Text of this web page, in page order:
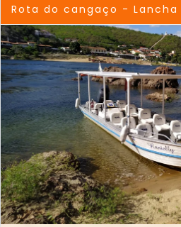
Rota do cangaço - Lancha